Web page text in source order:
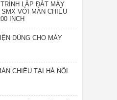
LẮP ĐẶT MÁY
SMX VỚI MÀN CHIẾU
INCH
DÙNG CHO MÁY
CHIẾU TẠI HÀ NỘI